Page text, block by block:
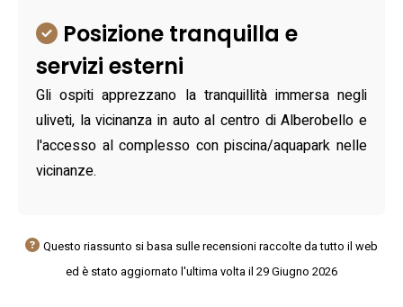
Posizione tranquilla e
servizi esterni
Gli ospiti apprezzano la tranquillità immersa negli
uliveti, la vicinanza in auto al centro di Alberobello e
l'accesso al complesso con piscina/aquapark nelle
vicinanze.
Questo riassunto si basa sulle recensioni raccolte da tutto il web
ed è stato aggiornato l'ultima volta il 29 Giugno 2026